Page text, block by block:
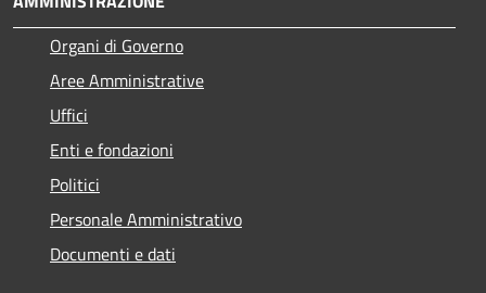
Organi di Governo
Aree Amministrative
Uffici
Enti e fondazioni
Politici
Personale Amministrativo
Documenti e dati